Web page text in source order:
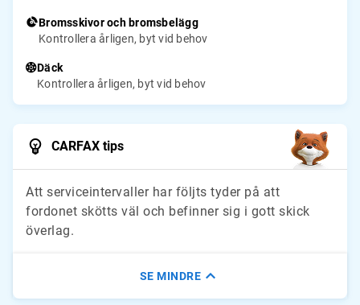
Bromsskivor och bromsbelägg
Kontrollera årligen, byt vid behov
Däck
Kontrollera årligen, byt vid behov
CARFAX tips
Att serviceintervaller har följts tyder på att
fordonet skötts väl och befinner sig i gott skick
överlag.
SE MINDRE